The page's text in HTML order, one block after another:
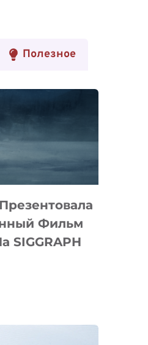
Полезное
Фильм
SIGGRAPH